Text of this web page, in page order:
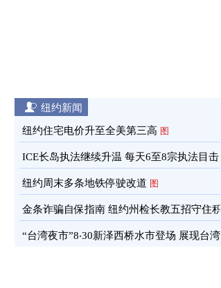
纽约新闻
纽约住宅电价升至全美第三高 图
ICE长岛执法继续升温 每天6至8宗执法目击
通报 图
纽约周末多条地铁停驶改道 图
金条诈骗自保指南 纽约州检长教五招守住积
蓄 图
“台湾夜市”8‧30新泽西桥水市登场 展现台湾